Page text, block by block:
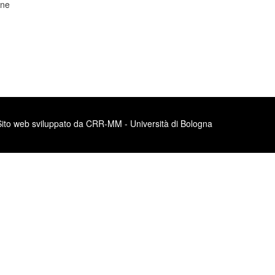
web sviluppato da CRR-MM - Università di Bologna